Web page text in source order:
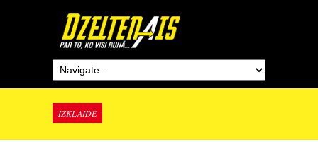
IZKLAIDE